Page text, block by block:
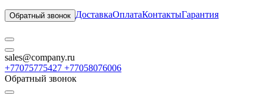
Обратный звонок ДоставкаОплатаКонтактыГарантия
sales@company.ru
+77075775427 +77058076006
Обратный звонок